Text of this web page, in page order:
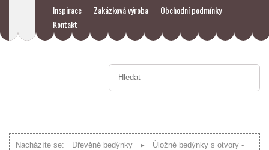
Inspirace Zakázková výroba
Obchodní podmínky
Kontakt
Nacházíte se: Dřevěné bedýnky
Úložné bedýnky s otvory -